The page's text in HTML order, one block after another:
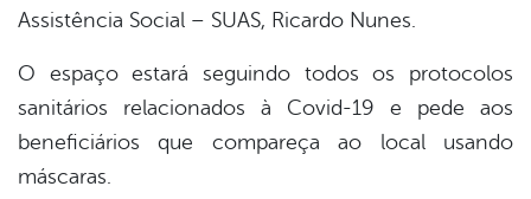
Assistência Social – SUAS, Ricardo Nunes.
O espaço estará seguindo todos os protocolos
sanitários relacionados à Covid-19 e pede aos
beneficiários que compareça ao local usando
máscaras.